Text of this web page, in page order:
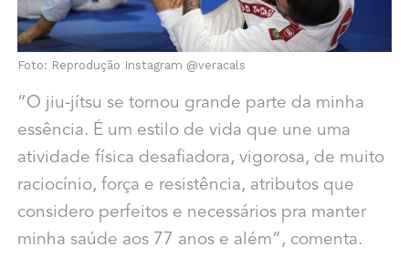
Foto: Reprodução Instagram @veracals
“O jiu-jítsu se tornou grande parte da minha
essência. É um estilo de vida que une uma
atividade física desafiadora, vigorosa, de muito
raciocínio, força e resistência, atributos que
considero perfeitos e necessários pra manter
minha saúde aos 77 anos e além”, comenta.